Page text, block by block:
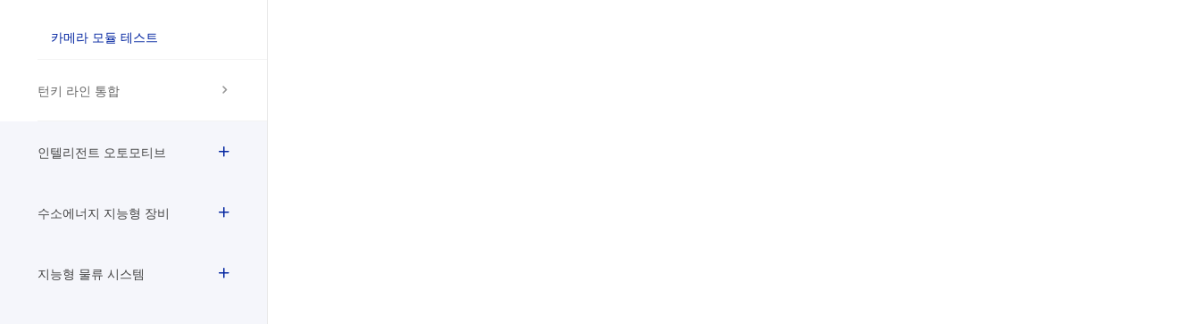
카메라 모듈 테스트
턴키 라인 통합
인텔리전트 오토모티브
수소에너지 지능형 장비
지능형 물류 시스템